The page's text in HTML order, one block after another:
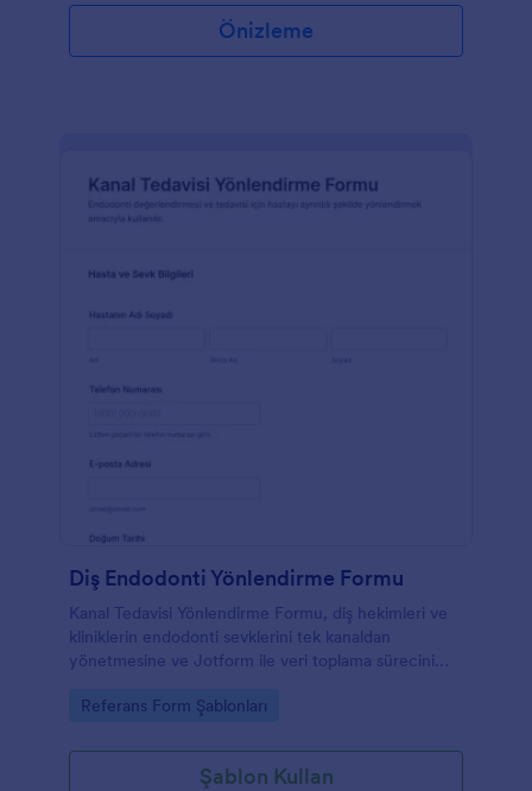
Önizleme
Diş Endodonti Yönlendirme Formu
Kanal Tedavisi Yönlendirme Formu, diş hekimleri ve
kliniklerin endodonti sevklerini tek kanaldan
yönetmesine ve Jotform ile veri toplama sürecini
Go to Category:
Referans Form Şablonları
Şablon Kullan